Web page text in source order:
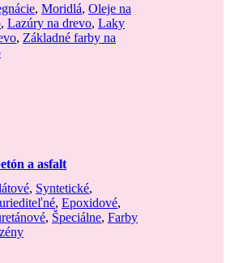
, Moridlá, Oleje na
, Lazúry na drevo, Laky
, Základné farby na
a asfalt
, Syntetické,
, Epoxidové,
, Špeciálne, Farby